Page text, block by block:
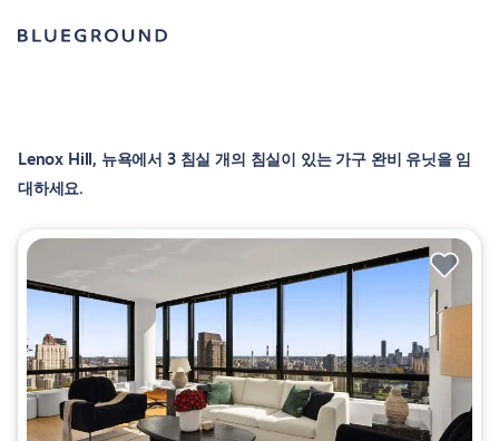
Lenox Hill, 뉴욕에서 3 침실 개의 침실이 있는 가구 완비 유닛을 임
대하세요.